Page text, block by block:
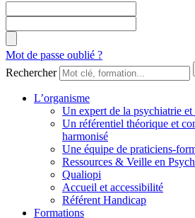
Mot de passe oublié ?
Rechercher
L’organisme
Un expert de la psychiatrie et
Un référentiel théorique et
harmonisé
Une équipe de praticiens-
Ressources & Veille en
Qualiopi
Accueil et accessibilité
Référent Handicap
Formations